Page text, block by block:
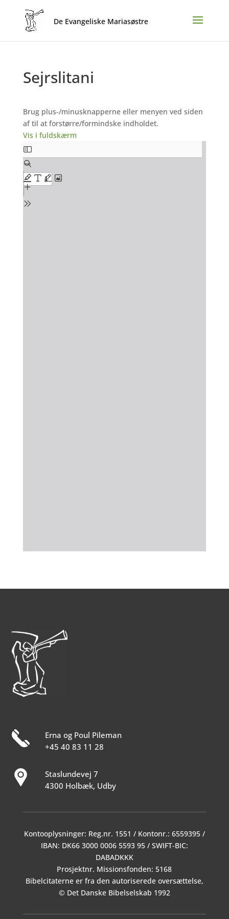
Sejrslitani
Brug plus-/minusknapperne eller menyen ved siden
af til at forstørre/formindske indholdet.
Vis i fuldskærm
Skip
to
PDF
content
Erna og Poul Pileman
+45 40 83 11 28
Staslundevej 7
4300 Holbæk, Udby
Kontooplysninger: Reg.nr. 1551 / Kontonr.: 6559395 /
IBAN: DK66 3000 0006 5593 95 / SWIFT-BIC:
DABADKKK
Prosjektnr. Missionsfonden: 5168
Bibelcitaterne er fra den autoriserede oversættelse,
© Det Danske Bibelselskab 1992